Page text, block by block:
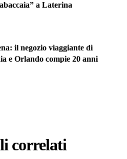
a Laterina
il negozio viaggiante di
e Orlando compie 20 anni
correlati